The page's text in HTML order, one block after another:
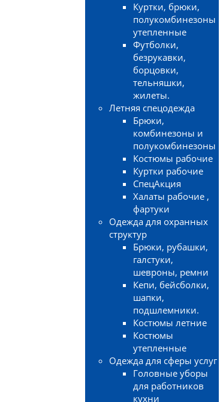
Куртки, брюки,
полукомбинезоны
утепленные
Футболки,
безрукавки,
борцовки,
тельняшки,
жилеты.
Летняя спецодежда
Брюки,
комбинезоны и
полукомбинезоны
Костюмы рабочие
Куртки рабочие
СпецАкция
Халаты рабочие ,
фартуки
Одежда для охранных
структур
Брюки, рубашки,
галстуки,
шевроны, ремни
Кепи, бейсболки,
шапки,
подшлемники.
Костюмы летние
Костюмы
утепленные
Одежда для сферы услуг
Головные уборы
для работников
кухни